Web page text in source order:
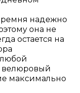
ремня надежно
она не
остается на
велюровый
максимально